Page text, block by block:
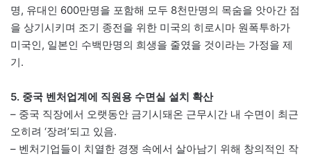
명, 유대인 600만명을 포함해 모두 8천만명의 목숨을 앗아간 점
을 상기시키며 조기 종전을 위한 미국의 히로시마 원폭투하가
미국인, 일본인 수백만명의 희생을 줄였을 것이라는 가정을 제
기.
5. 중국 벤처업계에 직원용 수면실 설치 확산
– 중국 직장에서 오랫동안 금기시돼온 근무시간 내 수면이 최근
오히려 ‘장려’되고 있음.
– 벤처기업들이 치열한 경쟁 속에서 살아남기 위해 창의적인 작